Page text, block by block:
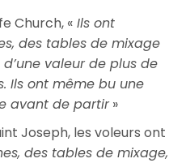
Church, « Ils ont
des tables de mixage
valeur de plus de
Ils ont même bu une
avant de partir»
Joseph, les voleurs ont
des tables de mixage,